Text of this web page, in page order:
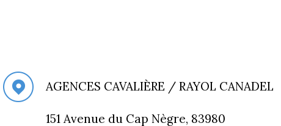
AGENCES CAVALIÈRE / RAYOL CANADEL
151 Avenue du Cap Nègre, 83980